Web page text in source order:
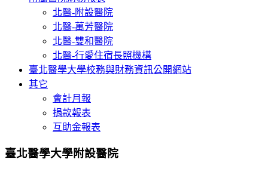
北醫-附設醫院
北醫-萬芳醫院
北醫-雙和醫院
北醫-行愛住宿長照機構
臺北醫學大學校務與財務資訊公開網站
其它
會計月報
捐款報表
互助金報表
臺北醫學大學附設醫院